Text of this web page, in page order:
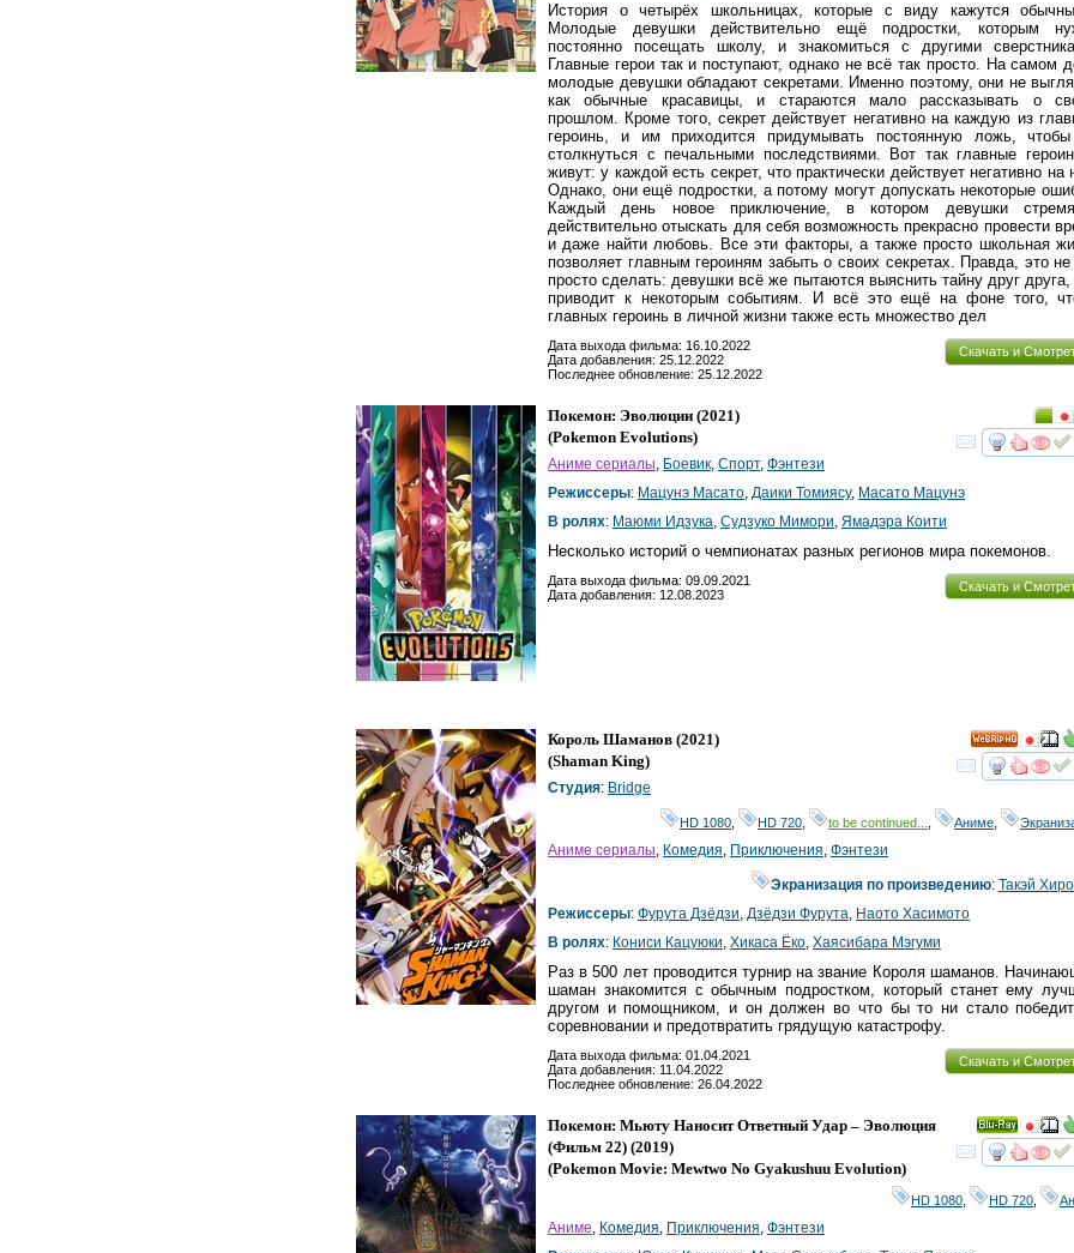
История о четырёх школьницах, которые с виду кажутся
Молодые девушки действительно ещё подростки, которым
постоянно посещать школу, и знакомиться с другими
Главные герои так и поступают, однако не всё так просто. На самом
молодые девушки обладают секретами. Именно поэтому, они не
как обычные красавицы, и стараются мало рассказывать о
прошлом. Кроме того, секрет действует негативно на каждую из
героинь, и им приходится придумывать постоянную ложь,
столкнуться с печальными последствиями. Вот так главные
живут: у каждой есть секрет, что практически действует негативно на
Однако, они ещё подростки, а потому могут допускать некоторые
Каждый день новое приключение, в котором девушки
действительно отыскать для себя возможность прекрасно провести
и даже найти любовь. Все эти факторы, а также просто школьная
позволяет главным героиням забыть о своих секретах. Правда, это не
просто сделать: девушки всё же пытаются выяснить тайну друг друга,
приводит к некоторым событиям. И всё это ещё на фоне того,
главных героинь в личной жизни также есть множество дел
Скачать и
Дата выхода фильма: 16.10.2022
Дата добавления: 25.12.2022
Последнее обновление: 25.12.2022
Покемон: Эволюции (2021)
(Pokemon Evolutions)
Аниме сериалы, Боевик, Спорт, Фэнтези
Режиссеры: Мацунэ Масато, Даики Томиясу, Масато Мацунэ
В ролях: Маюми Идзука, Судзуко Мимори, Ямадэра Коити
Несколько историй о чемпионатах разных регионов мира покемонов.
Скачать и
Дата выхода фильма: 09.09.2021
Дата добавления: 12.08.2023
HD
Король Шаманов (2021)
(Shaman King)
Студия: Bridge
HD 1080 HD 720 to be continued... Аниме
Аниме сериалы, Комедия, Приключения, Фэнтези
Экранизация по произведению: Такэй
Режиссеры: Фурута Дзёдзи, Дзёдзи Фурута, Наото Хасимото
В ролях: Кониси Кацуюки, Хикаса Ёко, Хаясибара Мэгуми
Раз в 500 лет проводится турнир на звание Короля шаманов.
шаман знакомится с обычным подростком, который станет ему
другом и помощником, и он должен во что бы то ни стало
соревновании и предотвратить грядущую катастрофу.
Скачать и
Дата выхода фильма: 01.04.2021
Дата добавления: 11.04.2022
Последнее обновление: 26.04.2022
Ray
Покемон: Мьюту Наносит Ответный Удар – Эволюция
(Фильм 22) (2019)
(Pokemon Movie: Mewtwo No Gyakushuu Evolution)
HD 1080 HD 720
Аниме Комедия Приключения Фэнтези